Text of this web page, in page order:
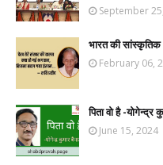
September
भारत की सांस्कृतिक
February 06,
पिता वो है -योगेन्द्र
June 15, 2024